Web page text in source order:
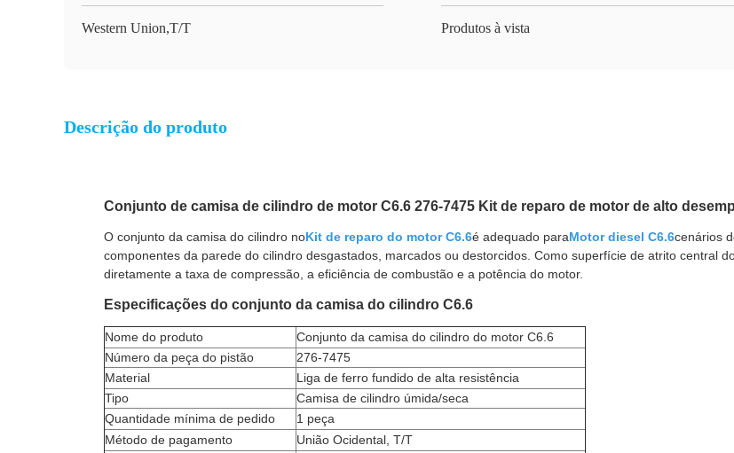
Western Union,T/T Produtos à vista
Descrição do produto
Conjunto de camisa de cilindro de motor C6.6 276-7475 Kit de reparo de motor de alto
O conjunto da camisa do cilindro noKit de reparo do motor C6.6é adequado paraMotor diesel C6.6cenários
componentes da parede do cilindro desgastados, marcados ou destorcidos. Como superfície de atrito central
diretamente a taxa de compressão, a eficiência de combustão e a potência do motor.
Especificações do conjunto da camisa do cilindro C6.6
Nome do produto
Conjunto da camisa do cilindro do motor C6.6
Número da peça do pistão
276-7475
Material
Liga de ferro fundido de alta resistência
Tipo
Camisa de cilindro úmida/seca
Quantidade mínima de pedido
1 peça
Método de pagamento
União Ocidental, T/T